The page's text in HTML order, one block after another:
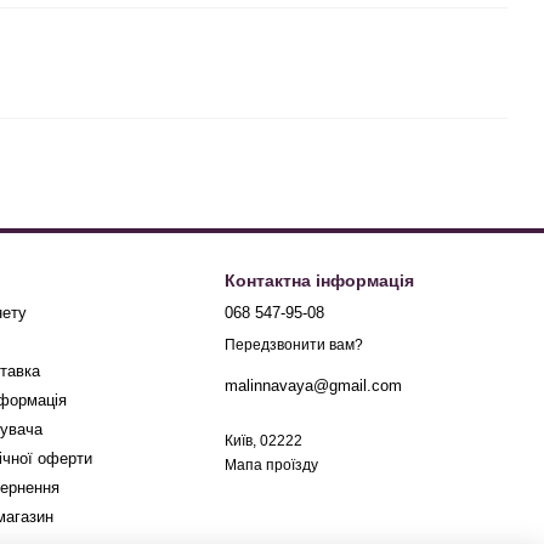
оферти
Контактна інформація
068 547-95-08
Передзвонити вам?
malinnavaya@gmail.com
Київ, 02222
Мапа проїзду